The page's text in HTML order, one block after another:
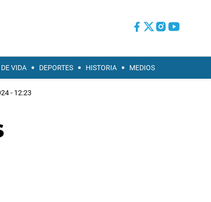
VIDA DEPORTES HISTORIA MEDIOS
- 12:23